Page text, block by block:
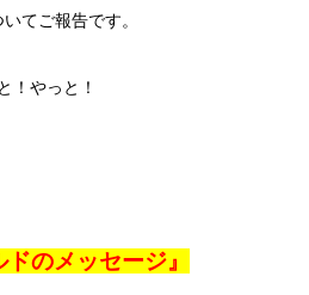
てご報告です。
！やっと！
のメッセージ』